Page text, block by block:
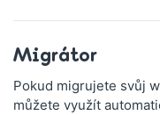
Migrátor
Pokud migrujete svůj
můžete využít